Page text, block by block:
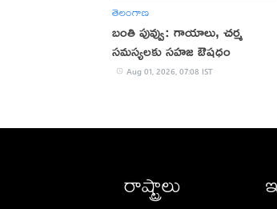
తెలంగాణ
బంతి పువ్వు: గాయాలు, చర్మ
సమస్యలకు సహజ ఔషధం
Aug 01, 2026, 07:08 IST
రాష్ట్రాలు